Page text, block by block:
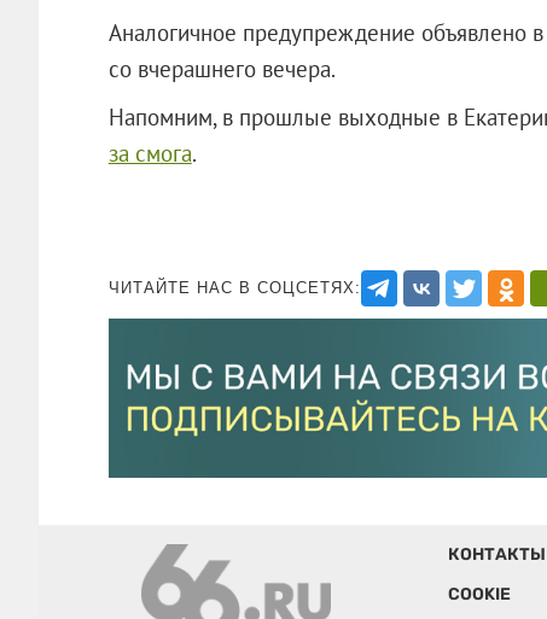
Аналогичное предупреждение объявлено
со вчерашнего вечера.
Напомним, в прошлые выходные в
за смога.
ЧИТАЙТЕ НАС В СОЦСЕТЯХ:
КОНТАКТЫ
COOKIE